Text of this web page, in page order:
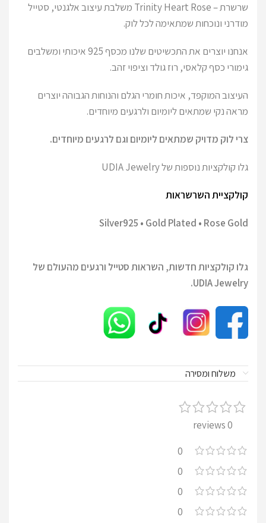
שרשרת – Trinity Heart Rose משלבת עיצוב אלגנטי, סטייל
מודרני ונוכחות שמתאימה לכל לוק.
אנחנו יוצרים את התכשיטים שלנו מכסף 925 איכותי ומשלבים
גימורי כסף קלאסי, רוז גולד וציפוי זהב.
העיצוב המוקפד, איכות חומרי הגלם והנוחות הגבוהה יוצרים
מראה נקי שמתאים ליומיום ולרגעים מיוחדים.
צרי לוק מדויק שמתאים ליומיום וגם לרגעים מיוחדים.
גלו קולקציות נוספות של UDIA Jewelry
קולקציית השרשראות
Silver925 • Gold Plated • Rose Gold
גלו קולקציות חדשות, השראות סטייל ורגעים מהעולם של
UDIA Jewelry.
משלוח ומסירה
0 reviews
0
0
0
0